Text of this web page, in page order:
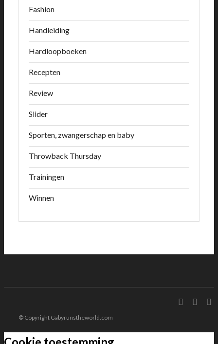
Fashion
Handleiding
Hardloopboeken
Recepten
Review
Slider
Sporten, zwangerschap en baby
Throwback Thursday
Trainingen
Winnen
© Copyright Gabyrunstheworld.com